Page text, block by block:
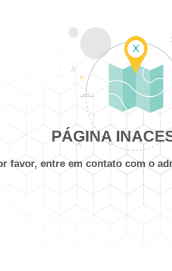
PÁGINA
favor, entre em contato com o